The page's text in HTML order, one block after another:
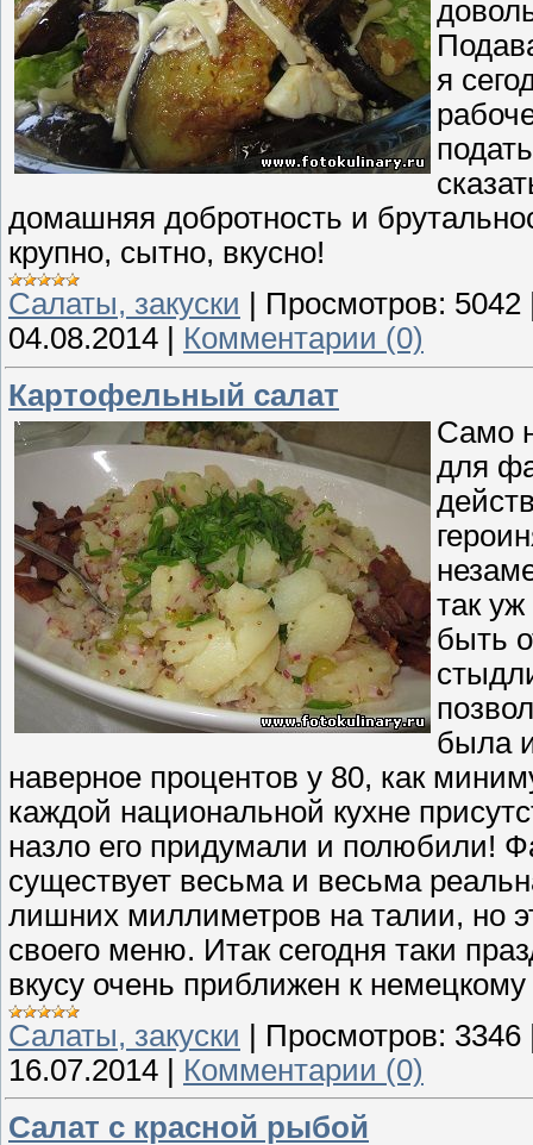
я
домашняя добротность и
крупно, сытно, вкусно!
Cалаты, закуски
Просмотров: 5042
04.08.2014
Комментарии (0)
Картофельный салат
Само
для
так
быть
была
наверное процентов у 80, как
каждой национальной кухне
назло его придумали и полюбили!
существует весьма и весьма
лишних миллиметров на талии, но
своего меню. Итак сегодня таки
вкусу очень приближен к
Cалаты, закуски
Просмотров: 3346
16.07.2014
Комментарии (0)
Салат с красной рыбой